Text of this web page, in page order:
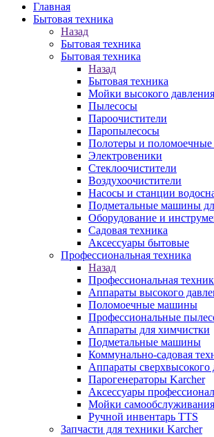
Главная
Бытовая техника
Назад
Бытовая техника
Бытовая техника
Назад
Бытовая техника
Мойки высокого давления
Пылесосы
Пароочистители
Паропылесосы
Полотеры и
Электровеники
Стеклоочистители
Воздухоочистители
Насосы и станции
Подметальные машины
Оборудование и
Садовая техника
Аксессуары бытовые
Профессиональная техника
Назад
Профессиональная
Аппараты высокого
Поломоечные машины
Профессиональные
Аппараты для химчистки
Подметальные машины
Коммунально-садовая
Аппараты сверхвысокого
Парогенераторы Karcher
Аксессуары
Мойки самообслуживания
Ручной инвентарь TTS
Запчасти для техники Karcher